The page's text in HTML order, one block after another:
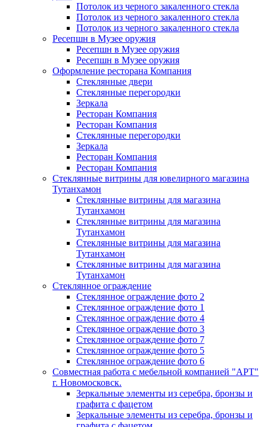
Потолок из черного закаленного стекла
Потолок из черного закаленного стекла
Потолок из черного закаленного стекла
Ресепшн в Музее оружия
Ресепшн в Музее оружия
Ресепшн в Музее оружия
Оформление ресторана Компания
Стеклянные двери
Стеклянные перегородки
Зеркала
Ресторан Компания
Ресторан Компания
Стеклянные перегородки
Зеркала
Ресторан Компания
Ресторан Компания
Стеклянные витрины для ювелирного магазина
Тутанхамон
Стеклянные витрины для магазина
Тутанхамон
Стеклянные витрины для магазина
Тутанхамон
Стеклянные витрины для магазина
Тутанхамон
Стеклянные витрины для магазина
Тутанхамон
Стеклянное ограждение
Стеклянное ограждение фото 2
Стеклянное ограждение фото 1
Стеклянное ограждение фото 4
Стеклянное ограждение фото 3
Стеклянное ограждение фото 7
Стеклянное ограждение фото 5
Стеклянное ограждение фото 6
Совместная работа с мебельной компанией "АРТ"
г. Новомосковск.
Зеркальные элементы из серебра, бронзы и
графита с фацетом
Зеркальные элементы из серебра, бронзы и